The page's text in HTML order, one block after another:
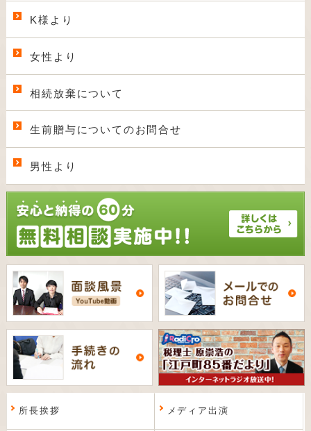
K様より
女性より
相続放棄について
生前贈与についてのお問合せ
男性より
所長挨拶 メディア出演